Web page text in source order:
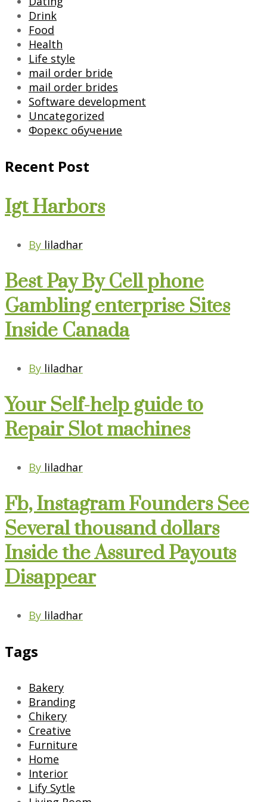
Drink
Food
Health
Life style
mail order bride
mail order brides
Software development
Uncategorized
Форекс обучение
Recent Post
Igt Harbors
By liladhar
Best Pay By Cell phone
Gambling enterprise Sites
Inside Canada
By liladhar
Your Self-help guide to
Repair Slot machines
By liladhar
Fb, Instagram Founders See
Several thousand dollars
Inside the Assured Payouts
Disappear
By liladhar
Tags
Bakery
Branding
Chikery
Creative
Furniture
Home
Interior
Lify Sytle